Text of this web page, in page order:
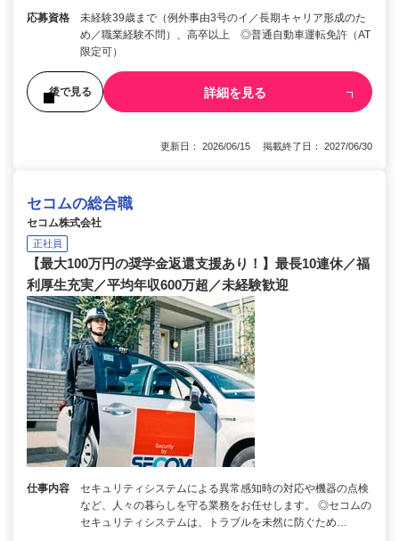
応募資格
未経験39歳まで（例外事由3号のイ／長期キャリア形成のた
め／職業経験不問）、高卒以上 ◎普通自動車運転免許（AT
限定可）
後で見る 詳細を見る
更新日： 2026/06/15 掲載終了日： 2027/06/30
セコムの総合職
セコム株式会社
正社員
【最大100万円の奨学金返還支援あり！】最長10連休／福
利厚生充実／平均年収600万超／未経験歓迎
仕事内容
セキュリティシステムによる異常感知時の対応や機器の点検
など、人々の暮らしを守る業務をお任せします。 ◎セコムの
セキュリティシステムは、トラブルを未然に防ぐため…